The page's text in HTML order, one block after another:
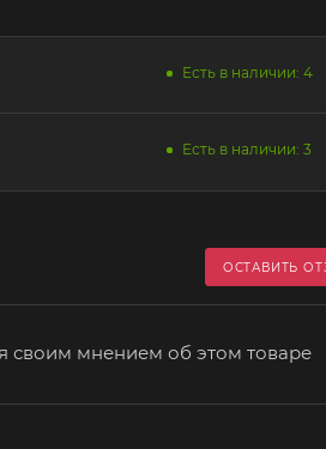
Есть в наличии: 4
Есть в наличии: 3
ОСТАВИТЬ
своим мнением об этом товаре